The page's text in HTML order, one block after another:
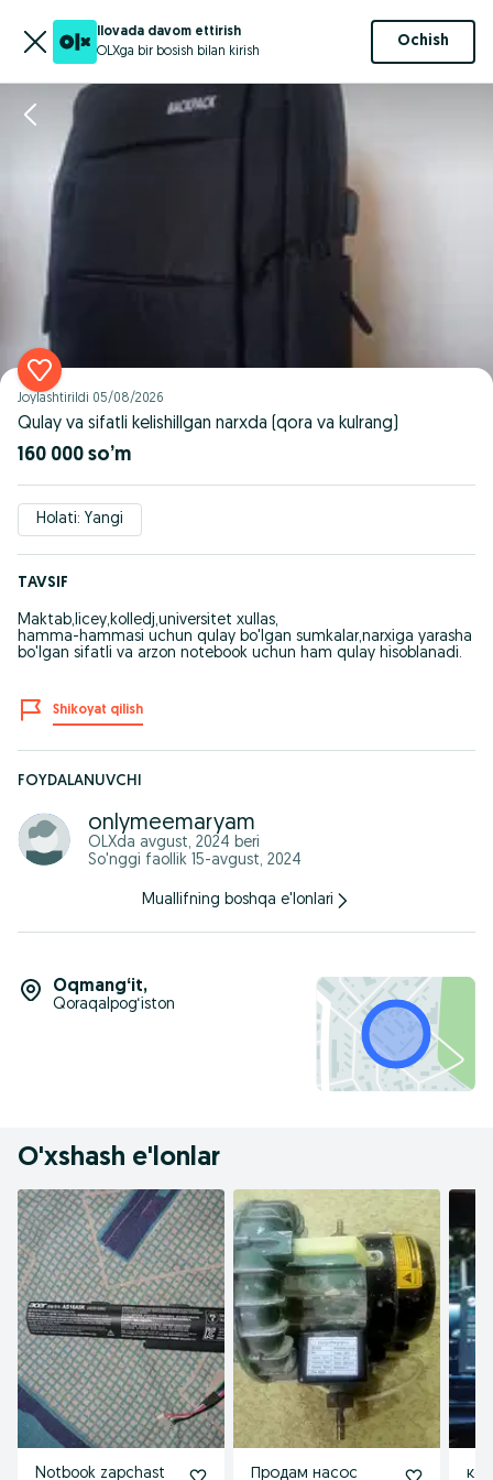
Ilovada davom ettirish
OLXga bir bosish bilan kirish
Ochish
Joylashtirildi 05/08/2026
Qulay va sifatli kelishillgan narxda (qora va kulrang)
160 000 so’m
Holati: Yangi
TAVSIF
Maktab,licey,kolledj,universitet xullas,
hamma-hammasi uchun qulay bo'lgan sumkalar,narxiga yarasha
bo'lgan sifatli va arzon notebook uchun ham qulay hisoblanadi.
Shikoyat qilish
FOYDALANUVCHI
onlymeemaryam
OLXda avgust, 2024 beri
So'nggi faollik 15-avgust, 2024
Muallifning boshqa e'lonlari
Oqmangʻit,
Qoraqalpog‘iston
O'xshash e'lonlar
Notbook zapchast Продам насос